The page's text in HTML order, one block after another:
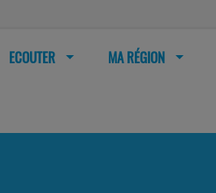
ECOUTER MA RÉGION